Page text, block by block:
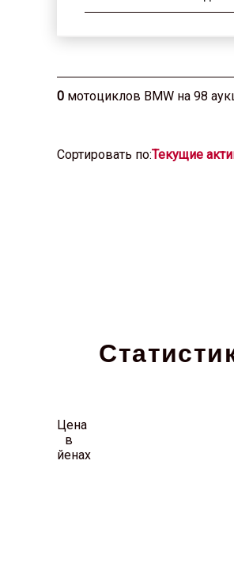
0 мотоциклов BMW на 98
Cортировать по:Текущие
Цена
в
йенах